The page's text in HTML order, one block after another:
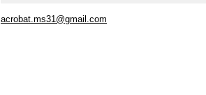
acrobat.ms31@gmail.com